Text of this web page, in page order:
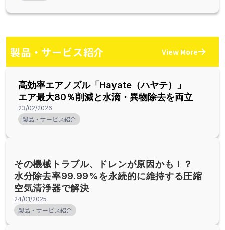
製品・サービス紹介 View More
高効率エアノズル「Hayate（ハヤテ）」
エア最大80％削減と水滴・異物除去を両立
23/02/2026
製品・サービス紹介
その機械トラブル、ドレンが原因かも！？
水分除去率99.99%を永続的に維持する圧縮
空気清浄器で解決
24/01/2025
製品・サービス紹介